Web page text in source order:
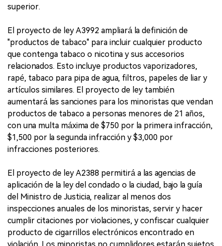
superior.
El proyecto de ley A3992 ampliará la definición de
"productos de tabaco" para incluir cualquier producto
que contenga tabaco o nicotina y sus accesorios
relacionados. Esto incluye productos vaporizadores,
rapé, tabaco para pipa de agua, filtros, papeles de liar y
artículos similares. El proyecto de ley también
aumentará las sanciones para los minoristas que vendan
productos de tabaco a personas menores de 21 años,
con una multa máxima de $750 por la primera infracción,
$1,500 por la segunda infracción y $3,000 por
infracciones posteriores.
El proyecto de ley A2388 permitirá a las agencias de
aplicación de la ley del condado o la ciudad, bajo la guía
del Ministro de Justicia, realizar al menos dos
inspecciones anuales de los minoristas, servir y hacer
cumplir citaciones por violaciones, y confiscar cualquier
producto de cigarrillos electrónicos encontrado en
violación. Los minoristas no cumplidores estarán sujetos